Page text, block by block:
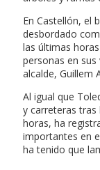
En Castellón, el
desbordado
las últimas
personas en sus
alcalde, Guillem
Al igual que
y carreteras
horas, ha
importantes en
ha tenido que